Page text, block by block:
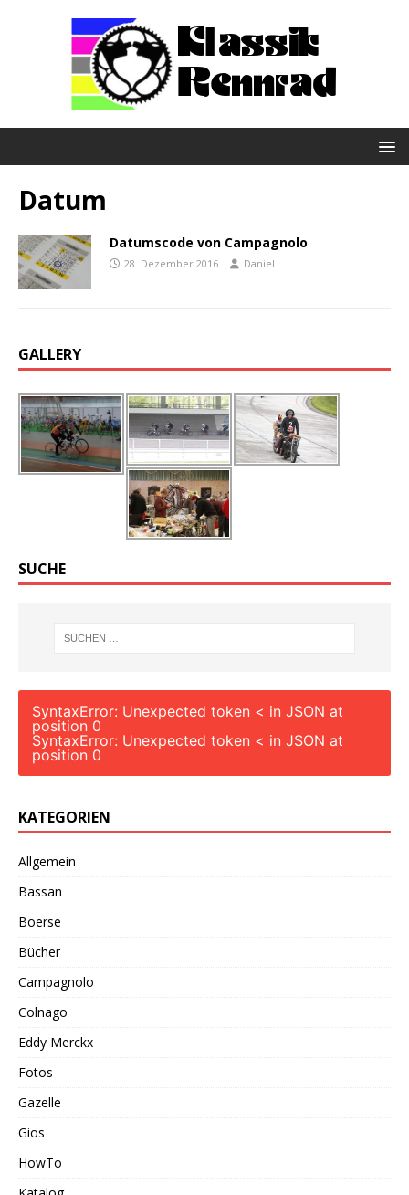
Datum
Datumscode von Campagnolo
28. Dezember 2016 Daniel
GALLERY
SUCHE
SyntaxError: Unexpected token < in JSON at
position 0
SyntaxError: Unexpected token < in JSON at
position 0
KATEGORIEN
Allgemein
Bassan
Boerse
Bücher
Campagnolo
Colnago
Eddy Merckx
Fotos
Gazelle
Gios
HowTo